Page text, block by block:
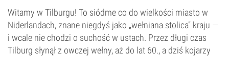
Witamy w Tilburgu! To siódme co do wielkości miasto w
Niderlandach, znane niegdyś jako „wełniana stolica” kraju —
i wcale nie chodzi o suchość w ustach. Przez długi czas
Tilburg słynął z owczej wełny, aż do lat 60., a dziś kojarzy